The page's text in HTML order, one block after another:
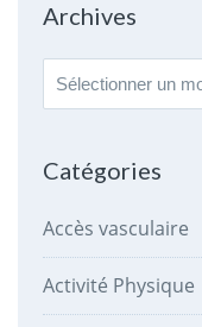
Archives
Archives
Catégories
Accès vasculaire
Activité Physique